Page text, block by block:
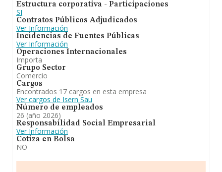
Estructura corporativa - Participaciones
SI
Contratos Públicos Adjudicados
Ver Información
Incidencias de Fuentes Públicas
Ver Información
Operaciones Internacionales
Importa
Grupo Sector
Comercio
Cargos
Encontrados 17 cargos en esta empresa
Ver cargos de Isern Sau
Número de empleados
26 (año 2026)
Responsabilidad Social Empresarial
Ver Información
Cotiza en Bolsa
NO